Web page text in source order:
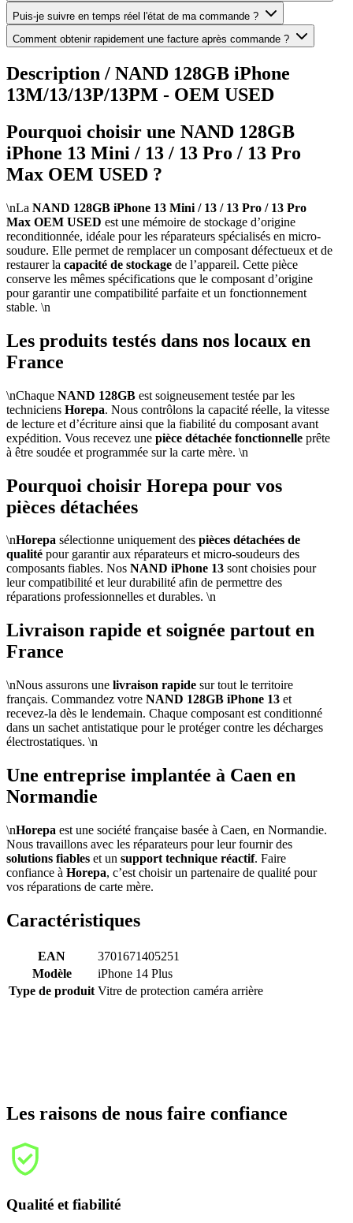
Puis-je suivre en temps réel l'état de ma commande ?
Comment obtenir rapidement une facture après commande ?
Description / NAND 128GB iPhone
13M/13/13P/13PM - OEM USED
Pourquoi choisir une NAND 128GB
iPhone 13 Mini / 13 / 13 Pro / 13 Pro
Max OEM USED ?
\nLa NAND 128GB iPhone 13 Mini / 13 / 13 Pro / 13 Pro
Max OEM USED est une mémoire de stockage d’origine
reconditionnée, idéale pour les réparateurs spécialisés en micro-
soudure. Elle permet de remplacer un composant défectueux et de
restaurer la capacité de stockage de l’appareil. Cette pièce
conserve les mêmes spécifications que le composant d’origine
pour garantir une compatibilité parfaite et un fonctionnement
stable. \n
Les produits testés dans nos locaux en
France
\nChaque NAND 128GB est soigneusement testée par les
techniciens Horepa. Nous contrôlons la capacité réelle, la vitesse
de lecture et d’écriture ainsi que la fiabilité du composant avant
expédition. Vous recevez une pièce détachée fonctionnelle prête
à être soudée et programmée sur la carte mère. \n
Pourquoi choisir Horepa pour vos
pièces détachées
\nHorepa sélectionne uniquement des pièces détachées de
qualité pour garantir aux réparateurs et micro-soudeurs des
composants fiables. Nos NAND iPhone 13 sont choisies pour
leur compatibilité et leur durabilité afin de permettre des
réparations professionnelles et durables. \n
Livraison rapide et soignée partout en
France
\nNous assurons une livraison rapide sur tout le territoire
français. Commandez votre NAND 128GB iPhone 13 et
recevez-la dès le lendemain. Chaque composant est conditionné
dans un sachet antistatique pour le protéger contre les décharges
électrostatiques. \n
Une entreprise implantée à Caen en
Normandie
\nHorepa est une société française basée à Caen, en Normandie.
Nous travaillons avec les réparateurs pour leur fournir des
solutions fiables et un support technique réactif. Faire
confiance à Horepa, c’est choisir un partenaire de qualité pour
vos réparations de carte mère.
Caractéristiques
EAN
3701671405251
Modèle
iPhone 14 Plus
Type de produit Vitre de protection caméra arrière
Les raisons de nous faire confiance
Qualité et fiabilité